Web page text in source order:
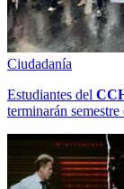
Ciudadanía
Estudiantes del
terminarán semestre